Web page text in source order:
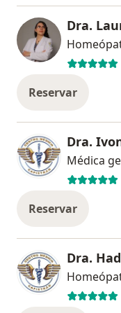
Dra.
Reservar
Médica
Reservar
Dra.